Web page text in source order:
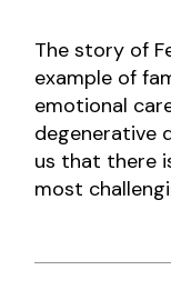
The story of
example of
emotional
degenerative
us that there
most